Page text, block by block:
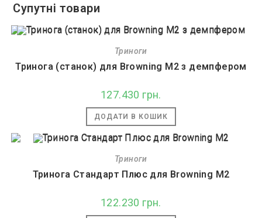
Супутні товари
Триноги
Тринога (станок) для Browning M2 з демпфером
127.430 грн.
ДОДАТИ В КОШИК
Триноги
Тринога Стандарт Плюс для Browning M2
122.230 грн.